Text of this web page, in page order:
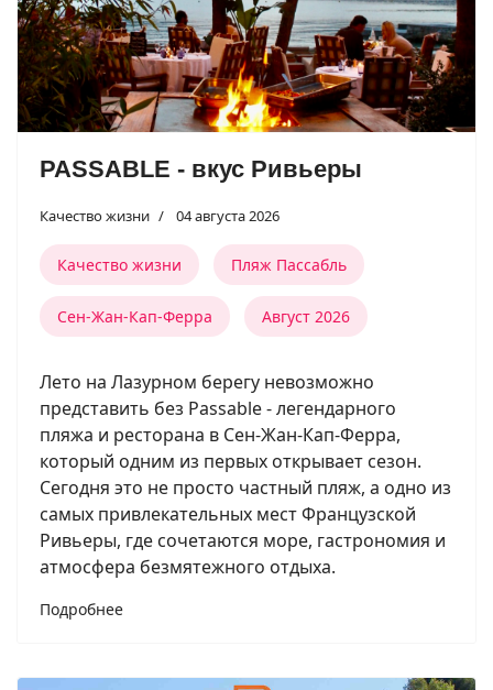
PASSABLE - вкус Ривьеры
Качество жизни 04 августа 2026
Качество жизни Пляж Пассабль
Сен-Жан-Кап-Ферра Август 2026
Лето на Лазурном берегу невозможно
представить без Passable - легендарного
пляжа и ресторана в Сен-Жан-Кап-Ферра,
который одним из первых открывает сезон.
Сегодня это не просто частный пляж, а одно из
самых привлекательных мест Французской
Ривьеры, где сочетаются море, гастрономия и
атмосфера безмятежного отдыха.
Подробнее